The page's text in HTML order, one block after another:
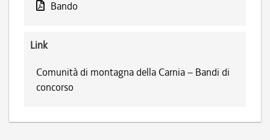
Bando
Link
Comunità di montagna della Carnia – Bandi di
concorso